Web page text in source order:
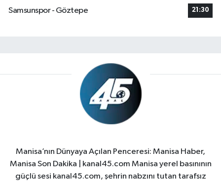
Samsunspor - Göztepe
21:30
Manisa’nın Dünyaya Açılan Penceresi: Manisa Haber,
Manisa Son Dakika | kanal45.com Manisa yerel basınının
güçlü sesi kanal45.com, şehrin nabzını tutan tarafsız